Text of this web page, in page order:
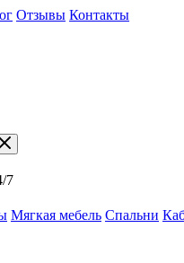
Отзывы Контакты
7
Мягкая мебель Спальни